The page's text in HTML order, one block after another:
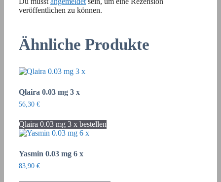
veröffentlichen zu können.
Ähnliche Produkte
Qlaira 0.03 mg 3 x
56,30 €
Qlaira 0.03 mg 3 x bestellen
Yasmin 0.03 mg 6 x
83,90 €